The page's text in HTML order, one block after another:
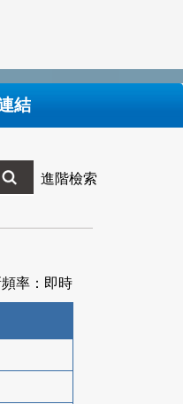
結
進階檢索
率：即時